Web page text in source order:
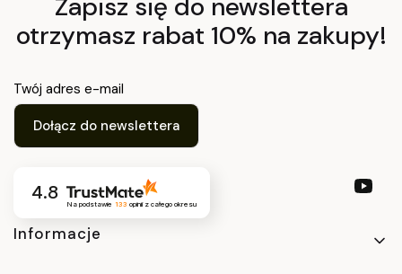
Zapisz się do newslettera
otrzymasz rabat 10% na zakupy!
Twój adres e-mail
Dołącz do newslettera
4.8
Na podstawie 133 opinii z całego okresu
Linki w stopce
Informacje